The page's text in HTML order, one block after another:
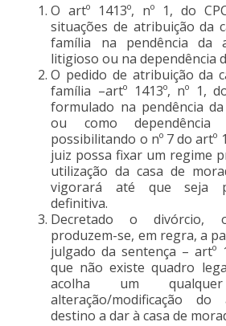
O artº 1413º, nº 1, do
situações de atribuição da
família na pendência da
litigioso ou na dependência
O pedido de atribuição da
família –artº 1413º, nº 1,
formulado na pendência
ou como dependência
possibilitando o nº 7 do artº
juiz possa fixar um regime
utilização da casa de
vigorará até que seja
definitiva.
Decretado o divórcio,
produzem-se, em regra, a
julgado da sentença – artº
que não existe quadro
acolha um
alteração/modificação
destino a dar à casa de